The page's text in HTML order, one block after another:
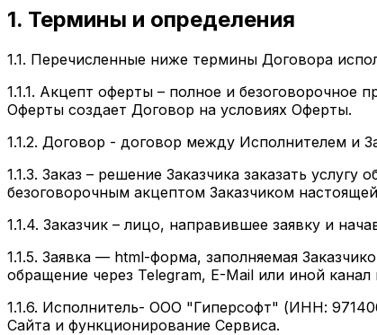
1. Термины и определения
1.1. Перечисленные ниже термины Договора
1.1.1. Акцепт оферты – полное и безоговорочное
Оферты создает Договор на условиях Оферты.
1.1.2. Договор - договор между Исполнителем и
1.1.3. Заказ – решение Заказчика заказать
безоговорочным акцептом Заказчиком
1.1.4. Заказчик – лицо, направившее заявку и
1.1.5. Заявка — html-форма, заполняемая
обращение через Telegram, E-Mail или иной
1.1.6. Исполнитель- ООО "Гиперсофт" (ИНН:
Сайта и функционирование Сервиса.